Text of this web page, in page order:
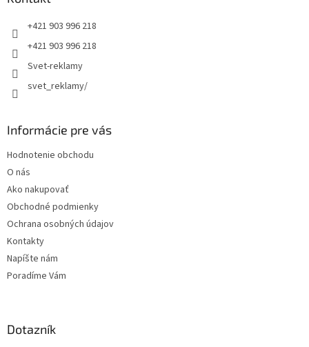
+421 903 996 218
+421 903 996 218
Svet-reklamy
svet_reklamy/
Informácie pre vás
Hodnotenie obchodu
O nás
Ako nakupovať
Obchodné podmienky
Ochrana osobných údajov
Kontakty
Napíšte nám
Poradíme Vám
Dotazník